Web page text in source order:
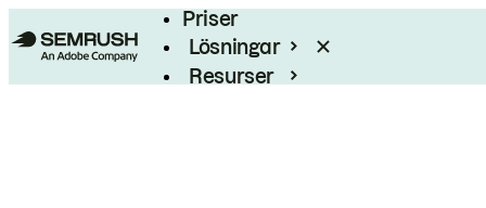
Priser
Lösningar
Resurser